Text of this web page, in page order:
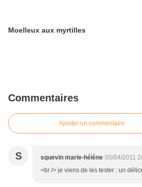
Moelleux aux myrtilles
Commentaires
Ajouter un commentaire
S squevin marie-hélène 05/04/2011
<br /> je viens de les tester : un